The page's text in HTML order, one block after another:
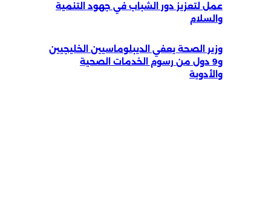
عمل لتعزيز دور الشباب في جهود التنمية
والسلام
وزير الصحة يعفي الديبلوماسيين الخليجيين
و9 دول من رسوم الخدمات الصحية
والأدوية